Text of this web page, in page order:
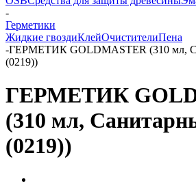
-
Герметики
Жидкие гвоздиКлейОчистителиПена
-ГЕРМЕТИК GOLDMASTER (310 мл,
(0219))
ГЕРМЕТИК
(310 мл,
(0219))